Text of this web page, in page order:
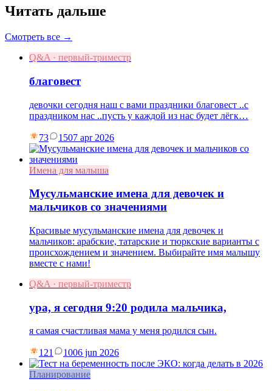
Читать дальше
Смотреть все →
Q&A · первый-триместр
благовест
девочки сегодня наш с вами праздники благовест ..с
праздником нас ..пусть у каждой из нас будет лёгк…
73 1507 apr 2026
Имена для малыша
Мусульманские имена для девочек и
мальчиков со значениями
Красивые мусульманские имена для девочек и
мальчиков: арабские, татарские и тюркские варианты с
происхождением и значением. Выбирайте имя малышу
вместе с нами!
Q&A · первый-триместр
ура, я сегодня 9:20 родила мальчика,
я самая счастливая мама у меня родился сын.
121 1006 jun 2026
Планирование